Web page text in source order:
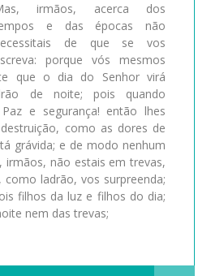
irmãos, acerca dos
e das épocas não
de que se vos
porque vós mesmos
que o dia do Senhor virá
de noite; pois quando
e segurança! então lhes
como as dores de
grávida; e de modo nenhum
irmãos, não estais em trevas,
como ladrão, vos surpreenda;
filhos da luz e filhos do dia;
nem das trevas;